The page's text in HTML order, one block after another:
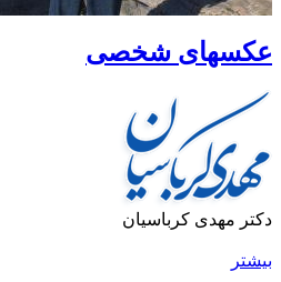
عکسهای شخصی
دکتر مهدی کرباسیان
بیشتر